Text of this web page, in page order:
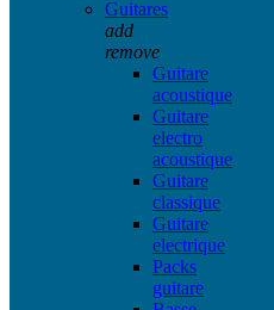
Guitares
add
remove
Guitare
acoustique
Guitare
electro
acoustique
Guitare
classique
Guitare
electrique
Packs
guitare